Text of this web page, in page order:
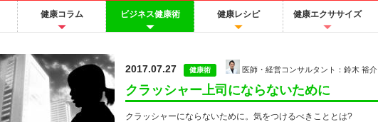
健康コラム ビジネス健康術 健康レシピ 健康エクササイズ
2017.07.27 健康術 医師・経営コンサルタント：鈴木 裕介
クラッシャー上司にならないために
クラッシャーにならないために。気をつけるべきこととは?